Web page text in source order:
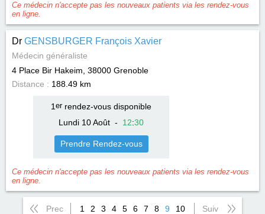
Ce médecin n'accepte pas les nouveaux patients via les rendez-vous
en ligne.
Dr GENSBURGER François Xavier
Médecin généraliste
4 Place Bir Hakeim, 38000 Grenoble
Distance : 188.49 km
1 errendez-vous disponible
Lundi 10 Août - 12:30
Prendre Rendez-vous
Ce médecin n'accepte pas les nouveaux patients via les rendez-vous
en ligne.
Prec 1 2 3 4 5 6 7 8 9 10 Suiv